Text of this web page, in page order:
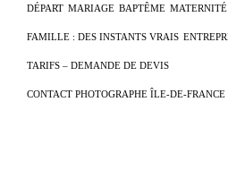
DÉPART MARIAGE BAPTÊME MATERNITÉ
FAMILLE : DES INSTANTS VRAIS
TARIFS – DEMANDE DE DEVIS
CONTACT PHOTOGRAPHE ÎLE-DE-